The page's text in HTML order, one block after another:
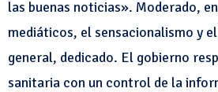
las buenas noticias». Moderado,
mediáticos, el sensacionalismo y
general, dedicado. El gobierno
sanitaria con un control de la